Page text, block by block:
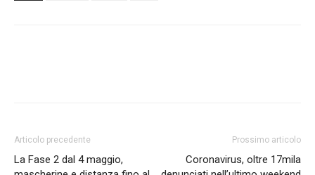
Articolo precedente
La Fase 2 dal 4 maggio,
Prossimo articolo
Coronavirus, oltre 17mila